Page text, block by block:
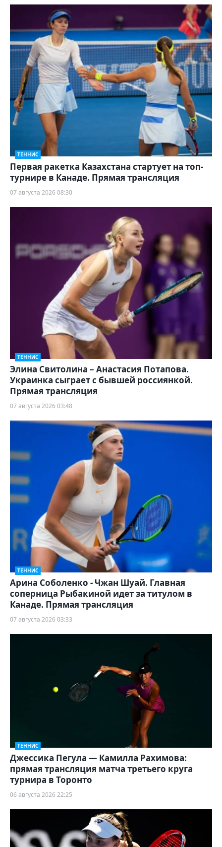
ТЕННИС
Первая ракетка Казахстана стартует на топ-
турнире в Канаде. Прямая трансляция
07 августа 2026 08:30
ТЕННИС
Элина Свитолина – Анастасия Потапова.
Украинка сыграет с бывшей россиянкой.
Прямая трансляция
07 августа 2026 03:48
ТЕННИС
Арина Соболенко - Чжан Шуай. Главная
соперница Рыбакиной идет за титулом в
Канаде. Прямая трансляция
07 августа 2026 03:33
ТЕННИС
Джессика Пегула — Камилла Рахимова:
прямая трансляция матча третьего круга
турнира в Торонто
06 августа 2026 22:25